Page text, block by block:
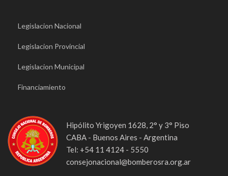
Legislacion Nacional
Legislacion Provincial
Legislacion Municipal
Financiamiento
Hipólito Yrigoyen 1628, 2° y 3° Piso
CABA - Buenos Aires - Argentina
Tel: +54 11 4124 - 5550
consejonacional@bomberosra.org.ar